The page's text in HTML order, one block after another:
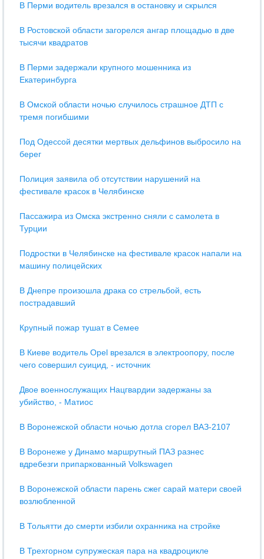
В Перми водитель врезался в остановку и скрылся
В Ростовской области загорелся ангар площадью в две
тысячи квадратов
В Перми задержали крупного мошенника из
Екатеринбурга
В Омской области ночью случилось страшное ДТП с
тремя погибшими
Под Одессой десятки мертвых дельфинов выбросило на
берег
Полиция заявила об отсутствии нарушений на
фестивале красок в Челябинске
Пассажира из Омска экстренно сняли с самолета в
Турции
Подростки в Челябинске на фестивале красок напали на
машину полицейских
В Днепре произошла драка со стрельбой, есть
пострадавший
Крупный пожар тушат в Семее
В Киеве водитель Opel врезался в электроопору, после
чего совершил суицид, - источник
Двое военнослужащих Нацгвардии задержаны за
убийство, - Матиос
В Воронежской области ночью дотла сгорел ВАЗ-2107
В Воронеже у Динамо маршрутный ПАЗ разнес
вдребезги припаркованный Volkswagen
В Воронежской области парень сжег сарай матери своей
возлюбленной
В Тольятти до смерти избили охранника на стройке
В Трехгорном супружеская пара на квадроцикле